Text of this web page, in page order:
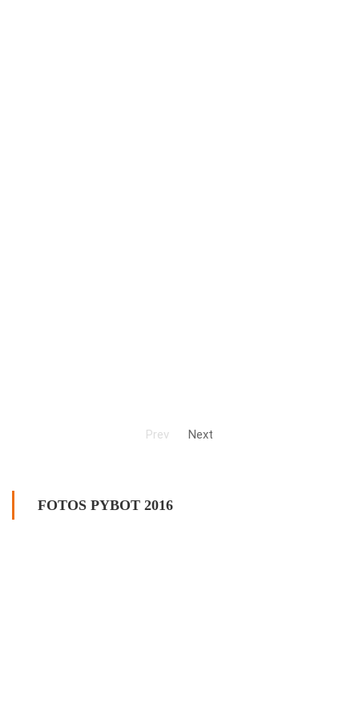
Prev Next
FOTOS PYBOT 2016